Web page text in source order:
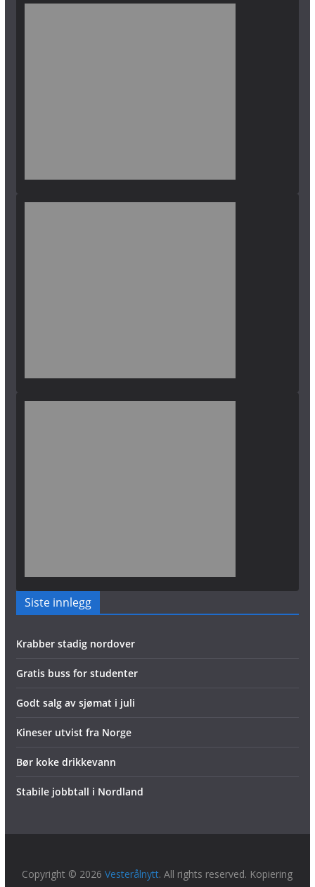
Siste innlegg
Krabber stadig nordover
Gratis buss for studenter
Godt salg av sjømat i juli
Kineser utvist fra Norge
Bør koke drikkevann
Stabile jobbtall i Nordland
Copyright © 2026Vesterålnytt. All rights reserved. Kopiering